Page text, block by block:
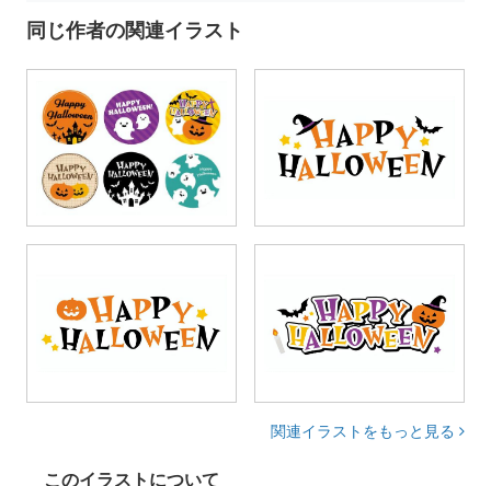
同じ作者の関連イラスト
関連イラストをもっと見る
このイラストについて